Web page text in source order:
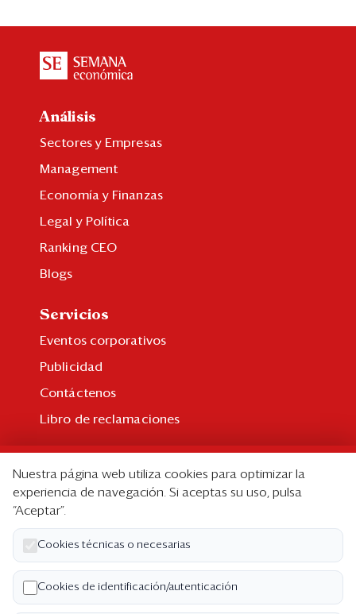
Análisis
Sectores y Empresas
Management
Economía y Finanzas
Legal y Política
Ranking CEO
Blogs
Servicios
Eventos corporativos
Publicidad
Contáctenos
Libro de reclamaciones
Suscripción individual
Paquetes corporativos
Edición Impresa
Nosotros
Quiénes somos
Nuestra página web utiliza cookies para optimizar la
experiencia de navegación. Si aceptas su uso, pulsa
“Aceptar”.
Cookies técnicas o necesarias
Cookies de identificación/autenticación